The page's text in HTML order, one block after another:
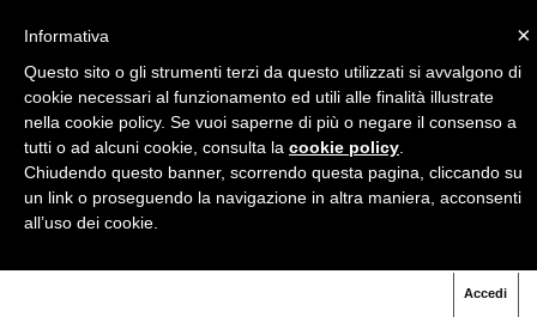
+3906 91 60 70 07
Accedi
×
Informativa
Questo sito o gli strumenti terzi da questo utilizzati si avvalgono di
cookie necessari al funzionamento ed utili alle finalità illustrate
nella cookie policy. Se vuoi saperne di più o negare il consenso a
tutti o ad alcuni cookie, consulta la cookie policy
Chiudendo questo banner, scorrendo questa pagina, cliccando su
un link o proseguendo la navigazione in altra maniera, acconsenti
all’uso dei cookie.